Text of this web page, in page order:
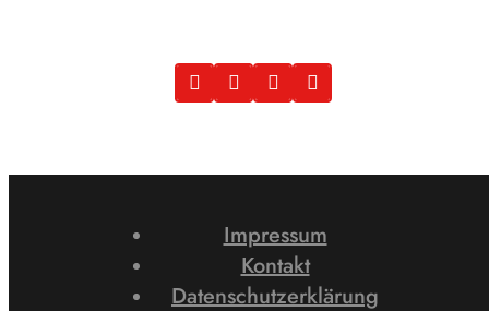
Impressum
Kontakt
Datenschutzerklärung